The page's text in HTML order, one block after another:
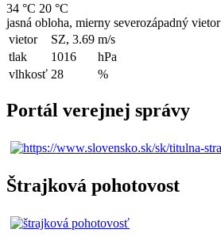
34 °C 20 °C
jasná obloha, mierny severozápadný vietor
vietor
SZ, 3.69 m/s
tlak
1016
hPa
vlhkosť 28 %
Portál verejnej správy
Štrajková pohotovost